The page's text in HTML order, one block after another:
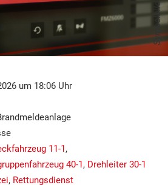
Symbolbild
um 18:06 Uhr
11-1,
40-1, Drehleiter 30-1
, Rettungsdienst